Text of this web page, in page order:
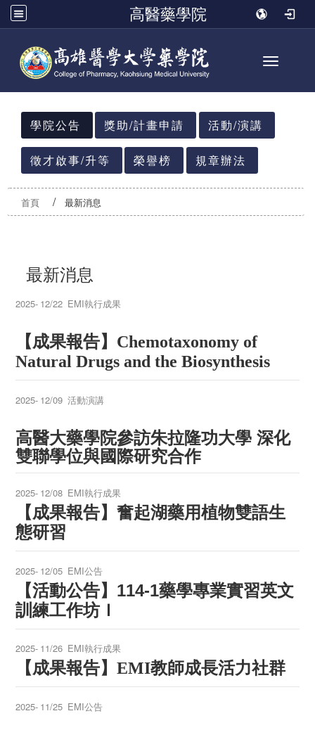
高醫藥學院
Toggle
:::
學院公告
獎助/計畫申請 活動/演講
徵才啟事/升等 榮譽榜 規章辦法
首頁 最新消息
最新消息
2025- 12/22 EMI執行成果
【成果報告】Chemotaxonomy of
Natural Drugs and the Biosynthesis
2025- 12/09 活動演講
高醫大藥學院參訪朱拉隆功大學 深化
雙聯學位與國際研究合作
2025- 12/08 EMI執行成果
【成果報告】奮起湖藥用植物雙語生
態研習
2025- 12/05 EMI公告
【活動公告】 114-1藥學專業實習英文
訓練工作坊Ｉ
2025- 11/26 EMI執行成果
【成果報告】EMI教師成長活力社群
2025- 11/25 EMI公告